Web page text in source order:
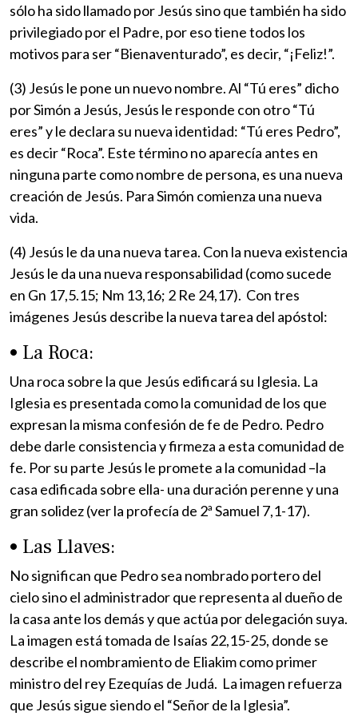
sólo ha sido llamado por Jesús sino que también ha sido
privilegiado por el Padre, por eso tiene todos los
motivos para ser “Bienaventurado”, es decir, “¡Feliz!”.
(3) Jesús le pone un nuevo nombre. Al “Tú eres” dicho
por Simón a Jesús, Jesús le responde con otro “Tú
eres” y le declara su nueva identidad: “Tú eres Pedro”,
es decir “Roca”. Este término no aparecía antes en
ninguna parte como nombre de persona, es una nueva
creación de Jesús. Para Simón comienza una nueva
vida.
(4) Jesús le da una nueva tarea. Con la nueva existencia
Jesús le da una nueva responsabilidad (como sucede
en Gn 17,5.15; Nm 13,16; 2 Re 24,17). Con tres
imágenes Jesús describe la nueva tarea del apóstol:
• La Roca:
Una roca sobre la que Jesús edificará su Iglesia. La
Iglesia es presentada como la comunidad de los que
expresan la misma confesión de fe de Pedro. Pedro
debe darle consistencia y firmeza a esta comunidad de
fe. Por su parte Jesús le promete a la comunidad –la
casa edificada sobre ella- una duración perenne y una
gran solidez (ver la profecía de 2ª Samuel 7,1-17).
• Las Llaves:
No significan que Pedro sea nombrado portero del
cielo sino el administrador que representa al dueño de
la casa ante los demás y que actúa por delegación suya.
La imagen está tomada de Isaías 22,15-25, donde se
describe el nombramiento de Eliakim como primer
ministro del rey Ezequías de Judá. La imagen refuerza
que Jesús sigue siendo el “Señor de la Iglesia”.